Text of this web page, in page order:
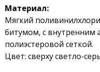
Материал:
Мягкий
битумом, с внутренним
полиэстеровой сеткой.
Цвет: сверху светло-